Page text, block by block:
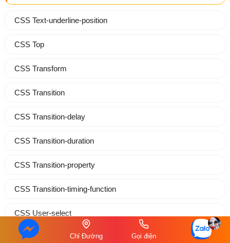
CSS Text-underline-position
CSS Top
CSS Transform
CSS Transition
CSS Transition-delay
CSS Transition-duration
CSS Transition-property
CSS Transition-timing-function
CSS User-select
CSS Vertical-alignChỉ Đường Gọi điện